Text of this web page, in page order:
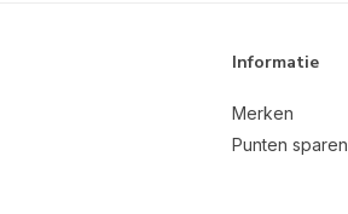
Informatie
Merken
Punten sparen